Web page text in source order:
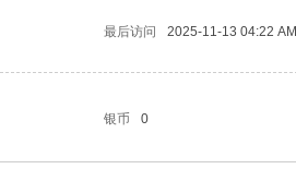
最后访问
2025-11-13 04:22 AM
银币 0